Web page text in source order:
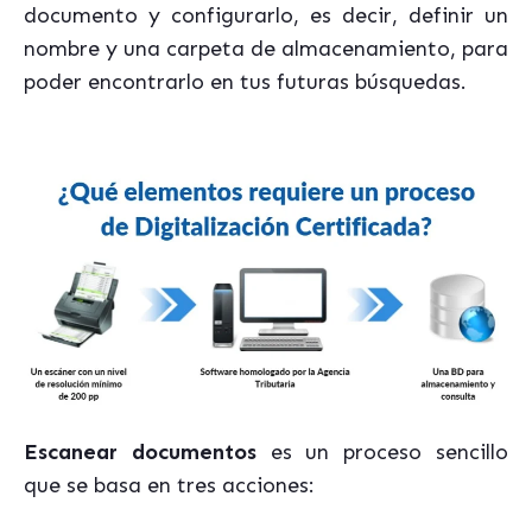
documento y configurarlo, es decir, definir un
nombre y una carpeta de almacenamiento, para
poder encontrarlo en tus futuras búsquedas.
Escanear documentoses un proceso sencillo
que se basa en tres acciones: